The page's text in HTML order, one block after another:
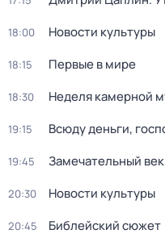
18:00 Новости культуры
18:15 Первые в мире
18:30 Неделя камерной
19:15 Всюду деньги,
19:45 Замечательный
20:30 Новости культуры
20:45 Библейский сюжет